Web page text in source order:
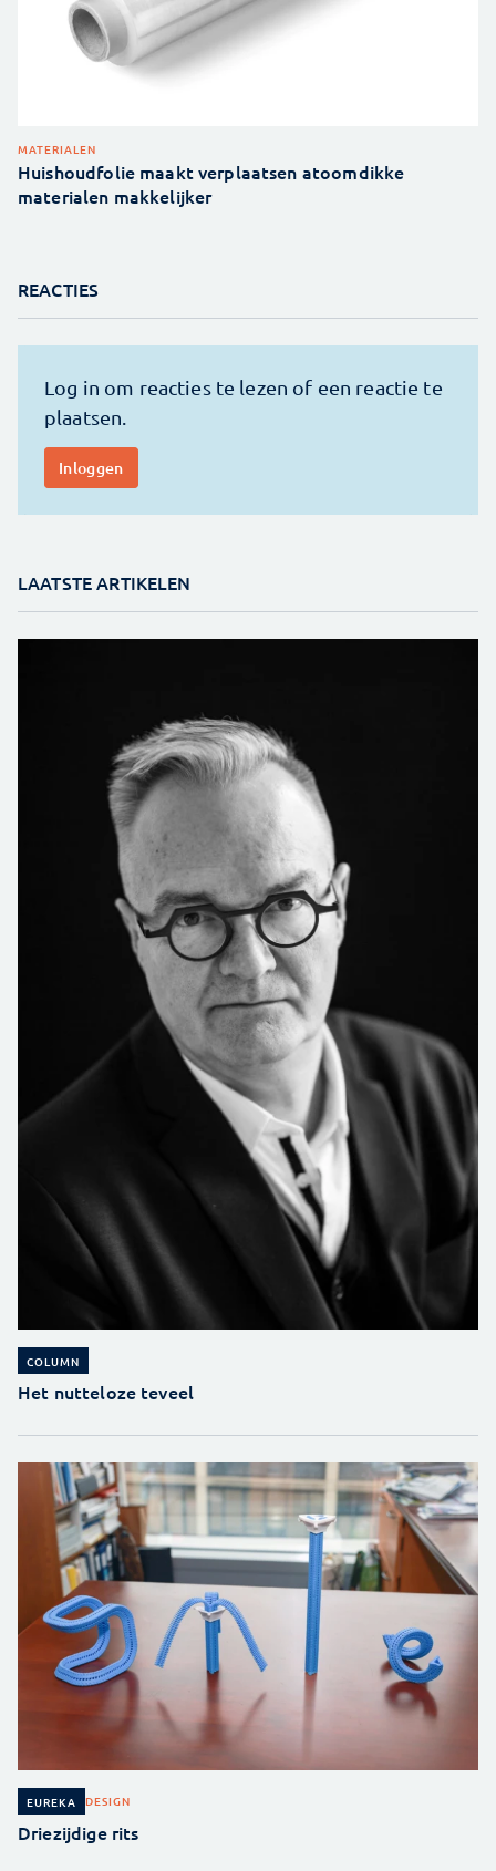
MATERIALEN
Huishoudfolie maakt verplaatsen atoomdikke
materialen makkelijker
REACTIES
LAATSTE ARTIKELEN
COLUMN
Het nutteloze teveel
EUREKA DESIGN
Driezijdige rits